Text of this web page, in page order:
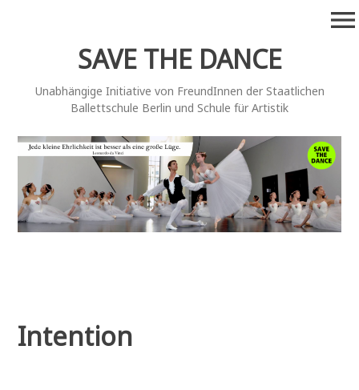
SAVE THE DANCE
Unabhängige Initiative von FreundInnen der Staatlichen
Ballettschule Berlin und Schule für Artistik
menu
Intention